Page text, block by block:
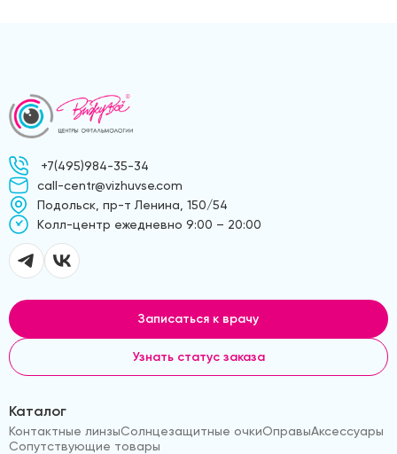
+7(495)984-35-34
call-centr@vizhuvse.com
Подольск, пр-т Ленина, 150/54
Kолл-центр ежедневно 9:00 – 20:00
Записаться к врачу
Узнать статус заказа
Каталог
Контактные линзыСолнцезащитные очкиОправыАксессуары
Сопутствующие товары